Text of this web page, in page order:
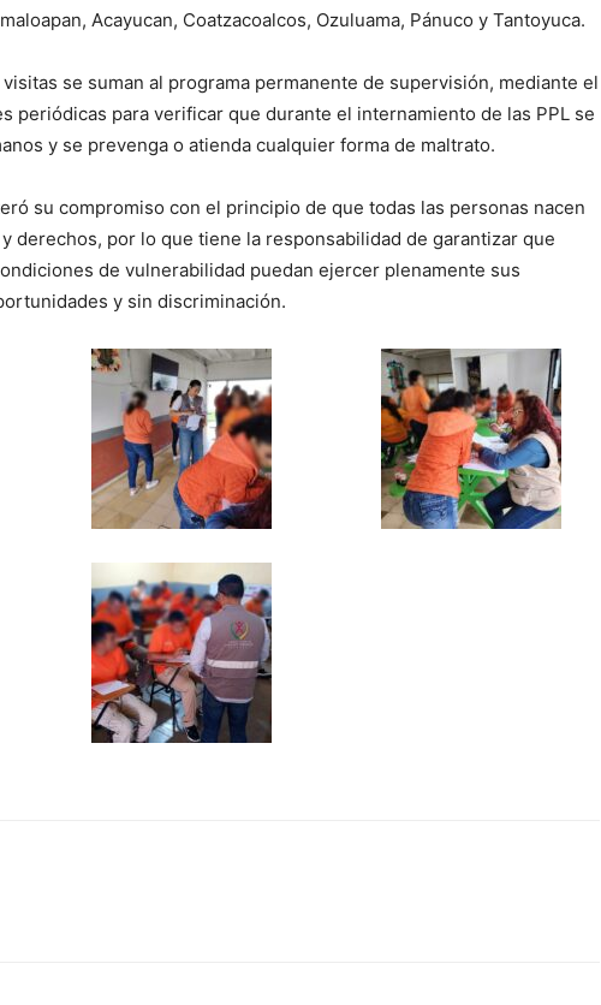
Acayucan, Coatzacoalcos, Ozuluama, Pánuco y Tantoyuca.
visitas se suman al programa permanente de supervisión, mediante el
periódicas para verificar que durante el internamiento de las PPL se
y se prevenga o atienda cualquier forma de maltrato.
su compromiso con el principio de que todas las personas nacen
derechos, por lo que tiene la responsabilidad de garantizar que
de vulnerabilidad puedan ejercer plenamente sus
y sin discriminación.